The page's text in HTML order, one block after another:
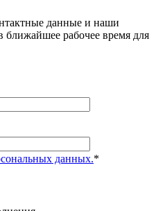
данные и наши
ближайшее рабочее время для
данных.*